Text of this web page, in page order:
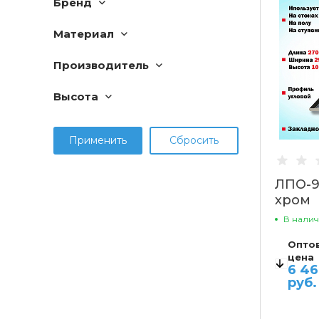
Материал
Производитель
Высота
ЛПО-
хром
В
цена
6
руб.